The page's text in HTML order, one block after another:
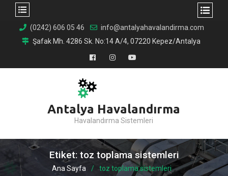
(0242) 606 05 46
info@antalyahavalandirma.com
Şafak Mh. 4286 Sk. No:14 A/4, 07220 Kepez/Antalya
FacebookInstagramYouTube
Antalya Havalandırma
Havalandırma Sistemleri
Etiket: toz toplama sistemleri
Ana Sayfa toz toplama sistemleri